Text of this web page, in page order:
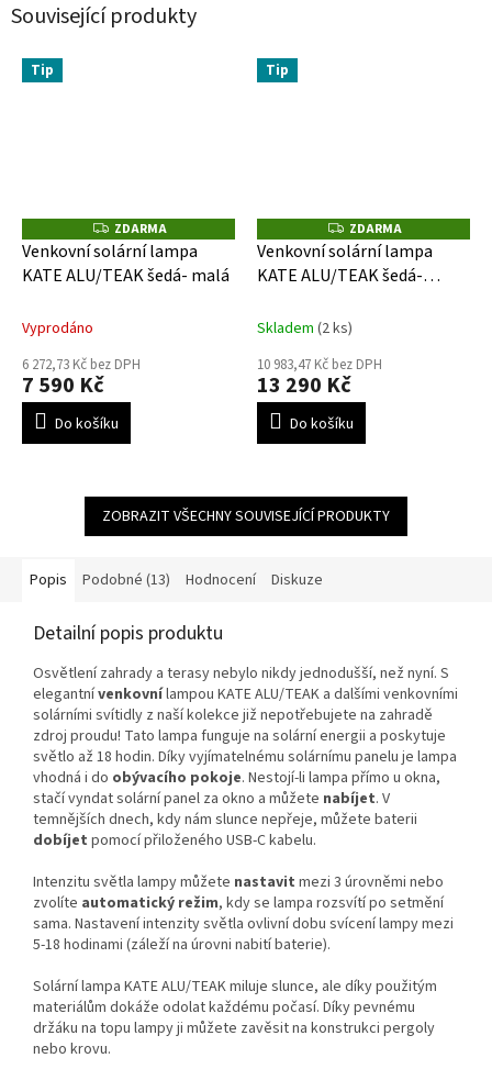
Související produkty
Tip
Z
D
A
R
ZDARMA
Venkovní solární lampa
KATE ALU/TEAK šedá- malá
Vyprodáno
6 272,73 Kč bez DPH
7 590 Kč
Do košíku
Tip
Z
D
A
R
ZDARMA
Venkovní solární lampa
KATE ALU/TEAK šedá-
Skladem (2 ks)
10 983,47 Kč bez DPH
13 290 Kč
Do košíku
ZOBRAZIT VŠECHNY SOUVISEJÍCÍ PRODUKTY
Popis Podobné (13) Hodnocení Diskuze
Detailní popis produktu
Osvětlení zahrady a terasy nebylo nikdy jednodušší, než nyní. S
elegantnívenkovnílampou KATE ALU/TEAK a dalšími venkovními
solárními svítidly z naší kolekce již nepotřebujete na zahradě
zdroj proudu! Tato lampa funguje na solární energii a poskytuje
světlo až 18 hodin. Díky vyjímatelnému solárnímu panelu je lampa
vhodná i do obývacího pokoje. Nestojí-li lampa přímo u okna,
stačí vyndat solární panel za okno a můžete nabíjet. V
temnějších dnech, kdy nám slunce nepřeje, můžete baterii
dobíjet pomocí přiloženého USB-C kabelu.
Intenzitu světla lampy můžete nastavit mezi 3 úrovněmi nebo
zvolíte automatický režim, kdy se lampa rozsvítí po setmění
sama. Nastavení intenzity světla ovlivní dobu svícení lampy mezi
5-18 hodinami (záleží na úrovni nabití baterie).
Solární lampa KATE ALU/TEAK miluje slunce, ale díky použitým
materiálům dokáže odolat každému počasí. Díky pevnému
držáku na topu lampy ji můžete zavěsit na konstrukci pergoly
nebo krovu.